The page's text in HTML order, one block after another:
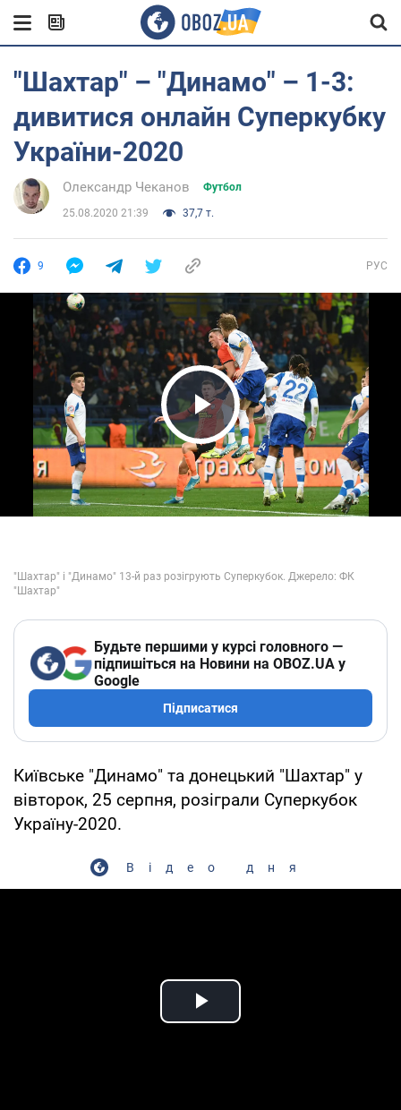
"Шахтар" – "Динамо" – 1-3:
дивитися онлайн Суперкубку
України-2020
Олександр Чеканов Футбол
25.08.2020 21:39 37,7 т.
9 РУС
Play Video
Будьте першими у курсі головного —
підпишіться на Новини на OBOZ.UA у
Google
Підписатися
Київське "Динамо" та донецький "Шахтар" у
вівторок, 25 серпня, розіграли Суперкубок
Україну-2020.
Відео дня
Play Video